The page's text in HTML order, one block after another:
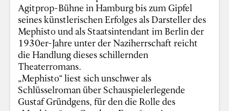
Agitprop-Bühne in Hamburg bis zum Gipfel
seines künstlerischen Erfolges als Darsteller des
Mephisto und als Staatsintendant im Berlin der
1930er-Jahre unter der Naziherrschaft reicht
die Handlung dieses schillernden
Theaterromans.
„Mephisto“ liest sich unschwer als
Schlüsselroman über Schauspielerlegende
Gustaf Gründgens, für den die Rolle des